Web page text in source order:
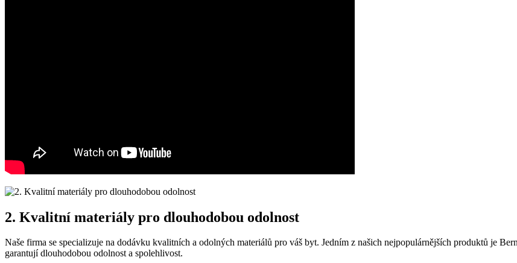
2. Kvalitní materiály ⁢pro dlouhodobou odolnost
Naše firma se specializuje na dodávku kvalitních a odolných materiálů​ pro váš byt. Jedním z našich nejpopulárnějších produktů je
garantují dlouhodobou odolnost a spolehlivost.